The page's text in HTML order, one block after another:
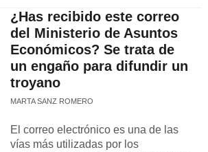
¿Has recibido este correo
del Ministerio de Asuntos
Económicos? Se trata de
un engaño para difundir un
troyano
MARTA SANZ ROMERO
El correo electrónico es una de las
vías más utilizadas por los